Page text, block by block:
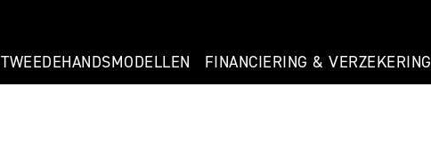
TWEEDEHANDSMODELLEN FINANCIERING & VERZEKERING